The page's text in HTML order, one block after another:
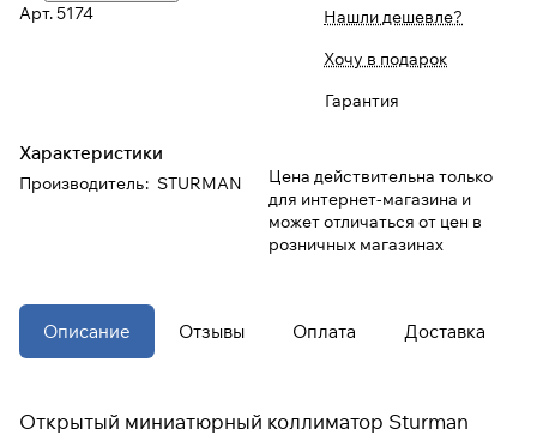
Арт.5174
Характеристики
Производитель: STURMAN
Нашли дешевле?
Хочу в подарок
Гарантия
Цена действительна только
для интернет-магазина и
может отличаться от цен в
розничных магазинах
Описание Отзывы Оплата Доставка
Открытый миниатюрный коллиматор Sturman
Добавляйте товары
в корзину
При оформлении заказа
Оплачивайте сегодня только